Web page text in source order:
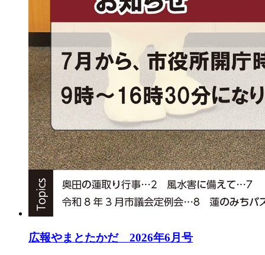
広報やまとたかだ 2026年6月号